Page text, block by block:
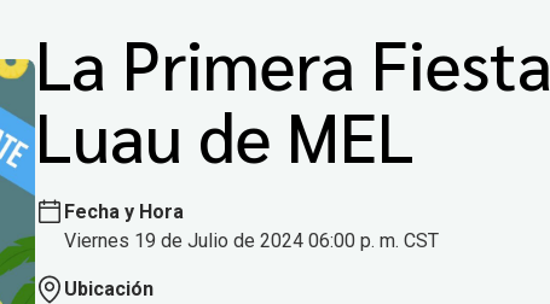
La Primera Fiesta
Luau de MEL
Fecha y Hora
Viernes 19 de Julio de 2024 06:00 p. m. CST
Ubicación